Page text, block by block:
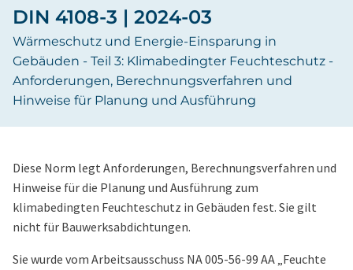
DIN 4108-3 | 2024-03
Wärmeschutz und Energie-Einsparung in
Gebäuden - Teil 3: Klimabedingter Feuchteschutz -
Anforderungen, Berechnungsverfahren und
Hinweise für Planung und Ausführung
Diese Norm legt Anforderungen, Berechnungsverfahren und
Hinweise für die Planung und Ausführung zum
klimabedingten Feuchteschutz in Gebäuden fest. Sie gilt
nicht für Bauwerksabdichtungen.
Sie wurde vom Arbeitsausschuss NA 005-56-99 AA „Feuchte